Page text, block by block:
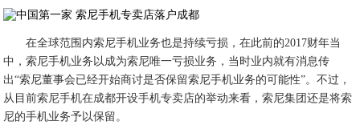
在全球范围内索尼手机业务也是持续亏损，在此前的2017财年当
中，索尼手机业务以成为索尼唯一亏损业务，当时业内就有消息传
出“索尼董事会已经开始商讨是否保留索尼手机业务的可能性”。不过，
从目前索尼手机在成都开设手机专卖店的举动来看，索尼集团还是将索
尼的手机业务予以保留。